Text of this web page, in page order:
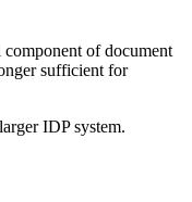
of document
sufficient for
IDP system.